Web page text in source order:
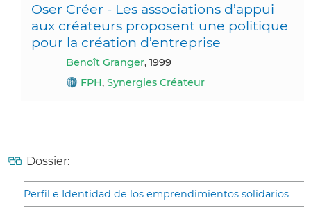
Oser Créer - Les associations d’appui
aux créateurs proposent une politique
pour la création d’entreprise
Benoît Granger, 1999
FPH, Synergies Créateur
Dossier:
Perfil e Identidad de los emprendimientos solidarios